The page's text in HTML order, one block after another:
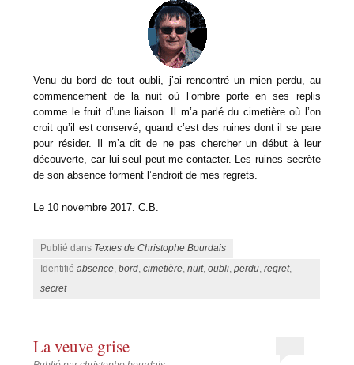
Venu du bord de tout oubli, j’ai rencontré un mien perdu, au
commencement de la nuit où l’ombre porte en ses replis
comme le fruit d’une liaison. Il m’a parlé du cimetière où l’on
croit qu’il est conservé, quand c’est des ruines dont il se pare
pour résider. Il m’a dit de ne pas chercher un début à leur
découverte, car lui seul peut me contacter. Les ruines secrète
de son absence forment l’endroit de mes regrets.
Le 10 novembre 2017. C.B.
Publié dans Textes de Christophe Bourdais
Identifiéabsence,bord,cimetière,nuit,oubli,perdu,regret,
secret
La veuve grise